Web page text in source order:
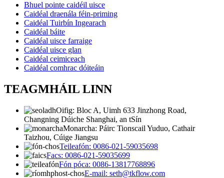
Bhuel pointe caidéil uisce
Caidéal draenála féin-priming
Caidéal Tuirbín Ingearach
Caidéal báite
Caidéal uisce farraige
Caidéal uisce glan
Caidéal ceimiceach
Caidéal comhrac dóiteáin
TEAGMHÁIL LINN
Oifig: Bloc A, Uimh 633 Jinzhong Road,
Changning Dúiche Shanghai, an tSín
Monarcha: Páirc Tionscail Yuduo, Cathair
Taizhou, Cúige Jiangsu
Teileafón: 0086-021-59035698
Facs: 0086-021-59035699
Fón póca: 0086-13817768896
E-mail: seth@tkflow.com